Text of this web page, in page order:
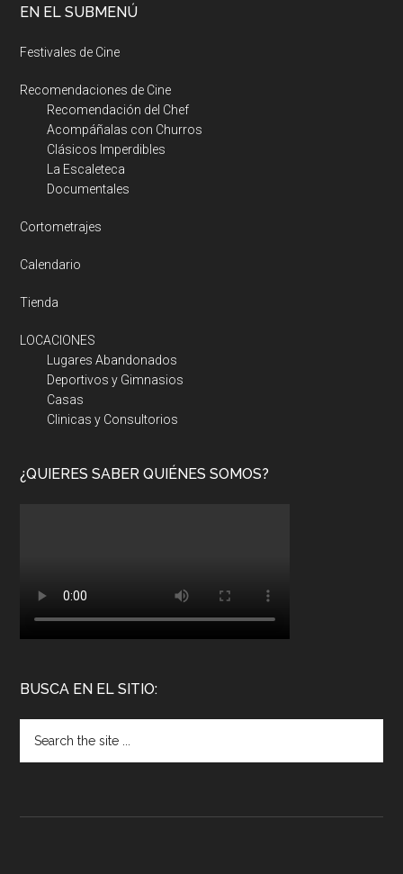
EN EL SUBMENÚ
Festivales de Cine
Recomendaciones de Cine
Recomendación del Chef
Acompáñalas con Churros
Clásicos Imperdibles
La Escaleteca
Documentales
Cortometrajes
Calendario
Tienda
LOCACIONES
Lugares Abandonados
Deportivos y Gimnasios
Casas
Clinicas y Consultorios
¿QUIERES SABER QUIÉNES SOMOS?
BUSCA EN EL SITIO: